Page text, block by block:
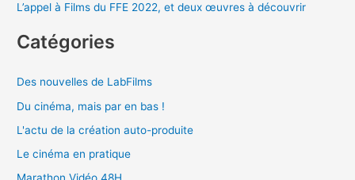
L’appel à Films du FFE 2022, et deux œuvres à découvrir
Catégories
Des nouvelles de LabFilms
Du cinéma, mais par en bas !
L'actu de la création auto-produite
Le cinéma en pratique